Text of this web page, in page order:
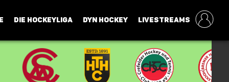
DIE HOCKEYLIGA DYN HOCKEY LIVESTREAMS